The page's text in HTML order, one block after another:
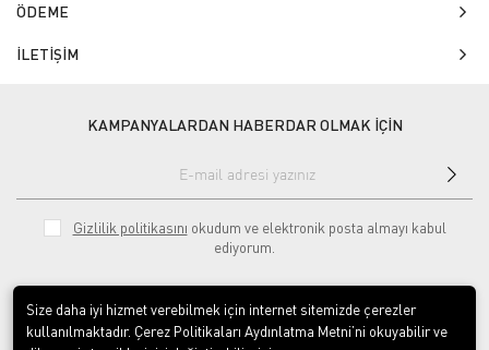
ÖDEME
İLETİŞİM
KAMPANYALARDAN HABERDAR OLMAK İÇİN
Gizlilik politikasını okudum ve elektronik posta almayı kabul
ediyorum.
Size daha iyi hizmet verebilmek için internet sitemizde çerezler
kullanılmaktadır. Çerez Politikaları Aydınlatma Metni’ni okuyabilir ve